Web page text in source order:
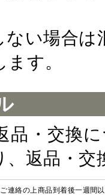
ない場合
す。
品・交換
、返品・
連絡の上商品到着後一週間